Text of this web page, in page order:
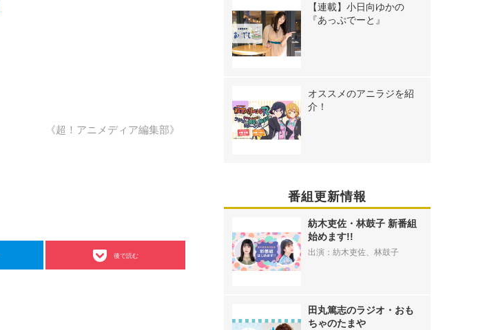
《超！アニメディア編集部》
後で読む
【連載】小日向ゆかの
『あっぷでーと』
オススメのアニラジを紹
介！
番組更新情報
紡木吏佐・林鼓子 新番組
始めます!!
出演：紡木吏佐、林鼓子
田丸篤志のラジオ・おも
ちゃのたまや